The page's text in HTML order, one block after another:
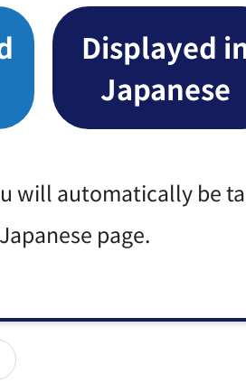
Displayed
Japanese
will automatically be
page.
別ウィンドウで開きます）
6階6番